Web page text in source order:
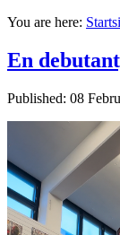
You are here:
En
Published: 08